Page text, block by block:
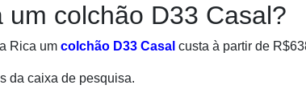
um colchão D33 Casal?
Rica um colchão D33 Casal custa à partir de
da caixa de pesquisa.